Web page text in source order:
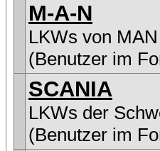
M-A-N
LKWs von MAN
(Benutzer im
SCANIA
LKWs der
(Benutzer im